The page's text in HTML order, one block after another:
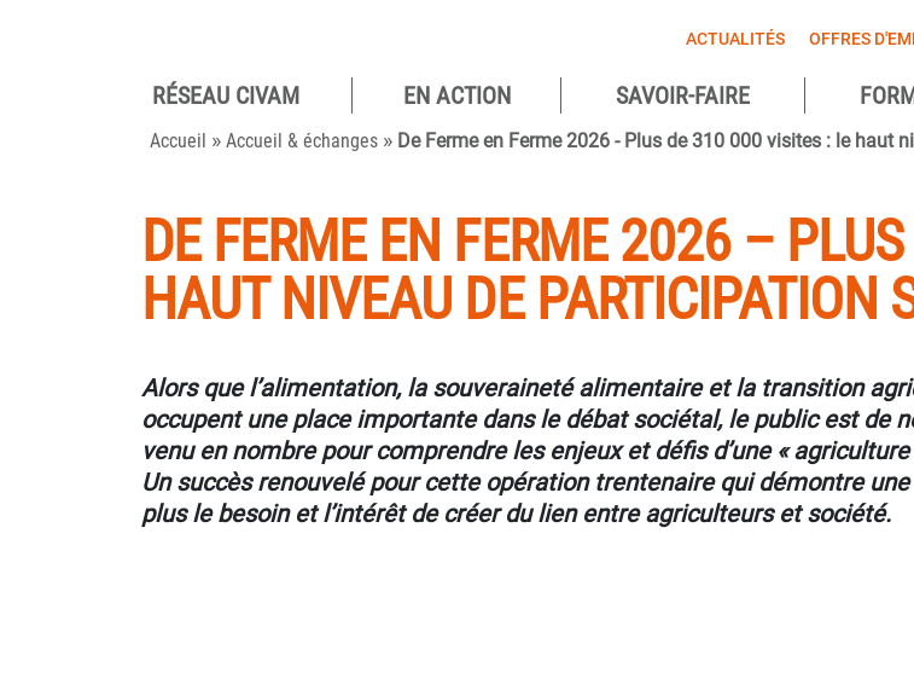
ACTUALITÉS OFFRES
Pour des
campagnes
vivantes
RÉSEAU CIVAM EN ACTION SAVOIR-FAIRE
Accueil » Accueil & échanges » De Ferme en Ferme 2026 - Plus de 310 000 visites : le haut
DE FERME EN FERME 2026 –
HAUT NIVEAU DE PARTICIPATION
Alors que l’alimentation, la souveraineté alimentaire et la transition
occupent une place importante dans le débat sociétal, le public est de
venu en nombre pour comprendre les enjeux et défis d’une «
Un succès renouvelé pour cette opération trentenaire qui démontre
plus le besoin et l’intérêt de créer du lien entre agriculteurs et société.